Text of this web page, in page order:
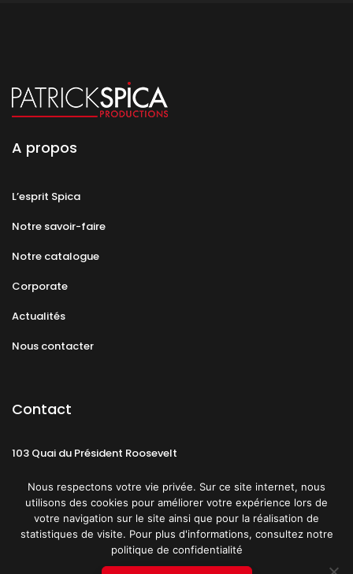
A propos
L’esprit Spica
Notre savoir-faire
Notre catalogue
Corporate
Actualités
Nous contacter
Contact
103 Quai du Président Roosevelt
CGU Politique de confidentialité
Nous respectons votre vie privée. Sur ce site internet, nous
utilisons des cookies pour améliorer votre expérience lors de
votre navigation sur le site ainsi que pour la réalisation de
statistiques de visite. Pour plus d'informations, consultez notre
politique de confidentialité